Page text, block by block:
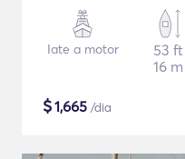
Iate a motor
53 ft
16 m
$1,665 /dia